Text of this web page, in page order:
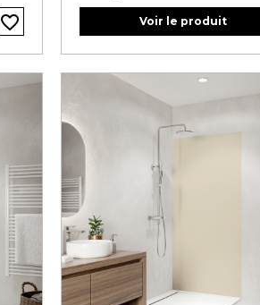
favorite_border
favorite_border
favorite_border
favorite_border
favorite_border Voir le produit